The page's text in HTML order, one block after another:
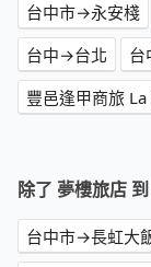
台中市→永安棧
台中→台北
台
豐邑逢甲商旅
除了 夢樓旅店
台中市→長虹大